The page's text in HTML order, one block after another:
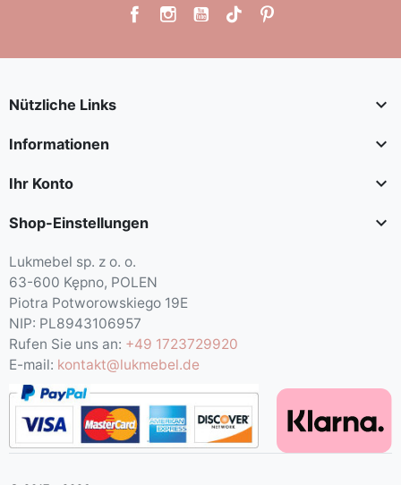
Nützliche Links 
Informationen 
Ihr Konto 
Shop-Einstellungen 
Lukmebel sp. z o. o.
63-600 Kępno, POLEN
Piotra Potworowskiego 19E
NIP: PL8943106957
Rufen Sie uns an: +49 1723729920
E-mail: kontakt@lukmebel.de